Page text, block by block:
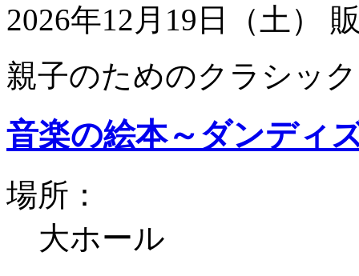
2026年12月19日（土）
親子のためのクラシッ
音楽の絵本～ダンディ
場所：
大ホール